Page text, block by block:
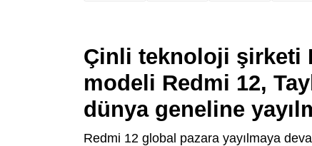
Çinli teknoloji şirketi
modeli Redmi 12,
dünya geneline
Redmi 12 global pazara yayılmaya